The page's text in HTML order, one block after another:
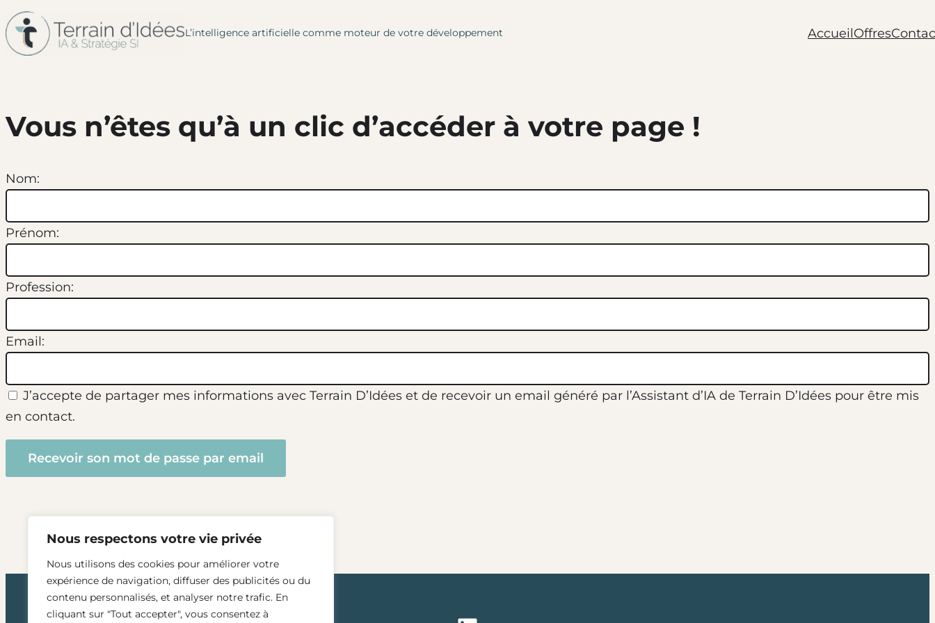
Nous respectons votre vie privée
Nous utilisons des cookies pour améliorer votre
expérience de navigation, diffuser des publicités ou du
contenu personnalisés, et analyser notre trafic. En
cliquant sur "Tout accepter", vous consentez à
Aller
au
L’intelligence artificielle comme moteur de votre développement AccueilOffres
Vous n’êtes qu’à un clic d’accéder à votre page !
Nom:
Prénom:
Profession:
Email:
J’accepte de partager mes informations avec Terrain D’Idées et de recevoir un email généré par l’Assistant d’IA de Terrain D’Idées pour être mis
en contact.